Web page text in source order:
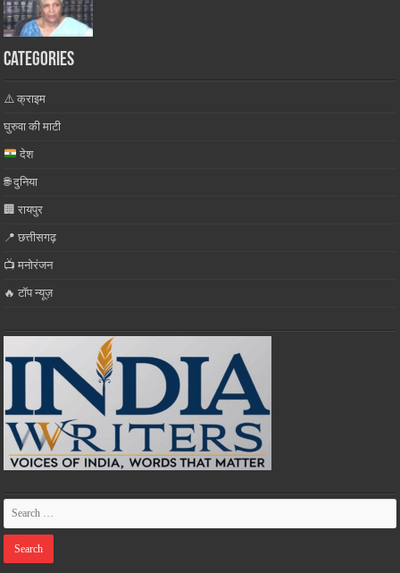
Categories
⚠️ क्राइम
घुरुवा की माटी
देश
🌐 दुनिया
🏢 रायपुर
📍 छत्तीसगढ़
📺 मनोरंजन
🔥 टॉप न्यूज़